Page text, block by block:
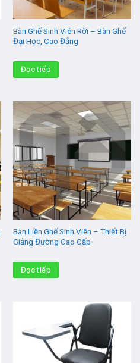
Bàn Ghế Sinh Viên Rời – Bàn Ghế
Đại Học, Cao Đẳng
Đọc tiếp
Bàn Liền Ghế Sinh Viên – Thiết Bị
Giảng Đường Cao Cấp
Đọc tiếp